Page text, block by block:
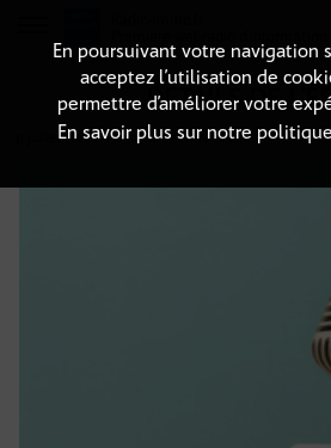
DÉTAILS DE
31 juillet 2024à 13h59 , durée : Invalid date
En poursuivant votre navigation
acceptez l’utilisation de
permettre d’améliorer votre
En savoir plus sur notre